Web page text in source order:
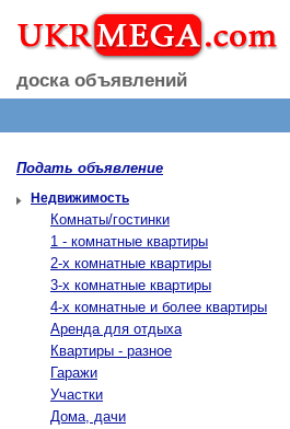
доска объявлений
Подать объявление
Недвижимость
Комнаты/гостинки
1 - комнатные квартиры
2-х комнатные квартиры
3-х комнатные квартиры
4-х комнатные и более квартиры
Аренда для отдыха
Квартиры - разное
Гаражи
Участки
Дома, дачи